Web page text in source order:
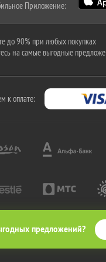
предложений?
Приложение:
до 90% при любых покупках
на самые выгодные
к оплате:
КупиКупон. Все права защищены.
на товарный знак "КупиКупон" и